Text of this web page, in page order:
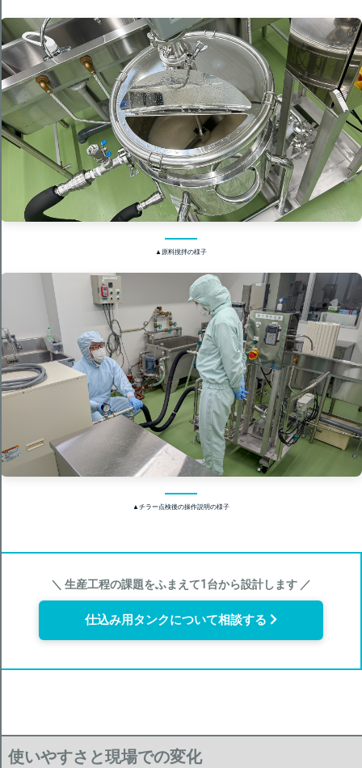
▲原料撹拌の様子
▲チラー点検後の操作説明の様子
＼ 生産工程の課題をふまえて1台から設計します ／
仕込み用タンクについて相談する
使いやすさと現場での変化